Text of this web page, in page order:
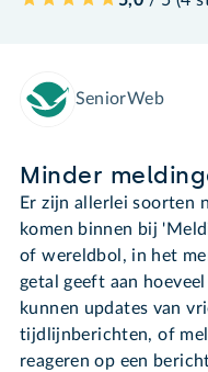
SeniorWeb
Minder
Er zijn allerlei soorten
komen binnen bij
of wereldbol, in het
getal geeft aan
kunnen updates van
tijdlijnberichten, of
reageren op een